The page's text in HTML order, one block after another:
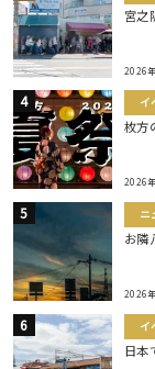
宮之
2026
イ
枚方
2026
ニ
お隣
2026
イ
日本